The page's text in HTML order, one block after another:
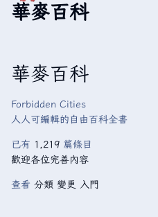
華麥百科
華麥百科
Forbidden Cities
人人可編輯的自由百科全書
已有 1,219 篇條目
歡迎各位完善內容
查看 分類 變更 入門